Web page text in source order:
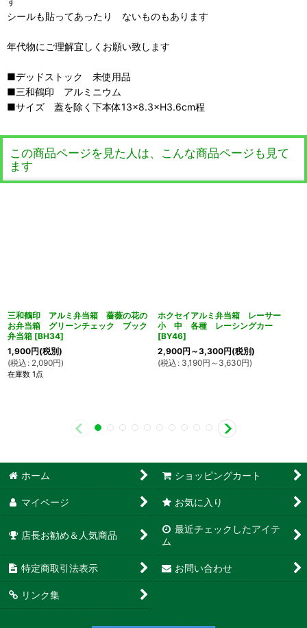
シールも貼ってあったり ないものもあります
年代物にご理解宜しくお願い致します
■デッドストック 未使用品
■三和鶴印 アルミニウム
■サイズ 蓋を除く下本体13×8.3×H3.6cm程
この商品ページを見た人は、こんな商品ページも見て
ます
三和鶴印 アルミ弁当箱 薔薇の花の
お弁当箱 グリーンチェック ブック
弁当箱 [BH34]
1,900円(税別)
(税込 : 2,090円)
在庫数 1点
ホクセイアルミ弁当箱 レーサー
小 中 各種 レーシングカー
[BY46]
2,900円 ～3,300円(税別)
(税込 : 3,190円 ～3,630円)
ホーム ショッピングカート
マイページ お気に入り
店長お勧め＆人気商品
最近チェックしたアイテ
ム
特定商取引法表示 お問い合わせ
リンク集